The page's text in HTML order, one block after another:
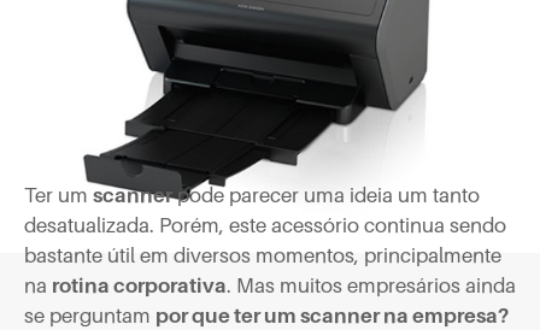
Ter um scannerpode parecer uma ideia um tanto
desatualizada. Porém, este acessório continua sendo
bastante útil em diversos momentos, principalmente
na rotina corporativa. Mas muitos empresários ainda
se perguntam por que ter um scanner na empresa?